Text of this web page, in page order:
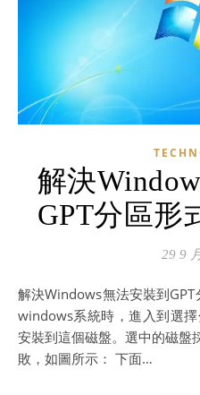
解決
GPT分區形
29 9
解決Windows無法安裝到GPT分區形式磁盤的問題 昨晚安裝
windows系統時，進入到選
安裝到這個磁盤。選中的磁盤
敗，如圖所示： 下面…